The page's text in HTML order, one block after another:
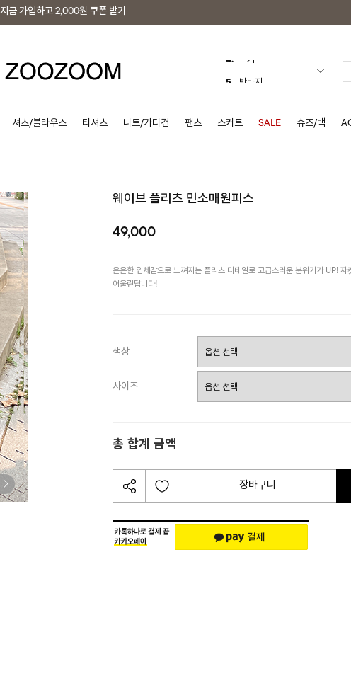
지금 가입하고 2,000원 쿠폰 받기
7.
1. 원피스
4. 스커트
셔츠/블라우스 티셔츠 니트/가디건 팬츠 스커트 SALE 슈즈/백
웨이브 플리츠 민소매원피스
49,000
은은한 입체감으로 느껴지는 플리츠 디테일로 고급스러운 분위기가 UP!
어울린답니다!
색상
사이즈
총 합계 금액
장바구니